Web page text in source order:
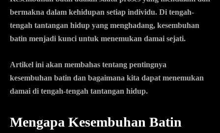
bermakna dalam kehidupan setiap individu. Di tengah-
tengah tantangan hidup yang menghadang, kesembuhan
batin menjadi kunci untuk menemukan damai sejati.
Artikel ini akan membahas tentang pentingnya
kesembuhan batin dan bagaimana kita dapat menemukan
damai di tengah-tengah tantangan hidup.
Mengapa Kesembuhan Batin